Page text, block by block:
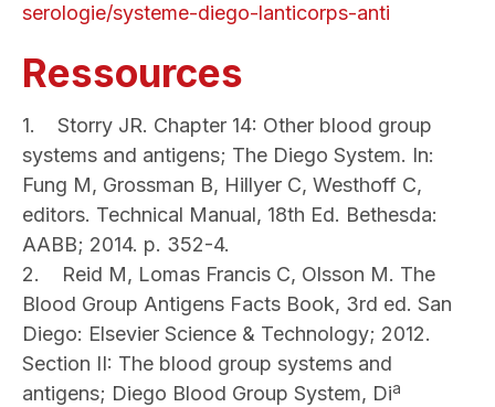
serologie/systeme-diego-lanticorps-anti
Ressources
1. Storry JR. Chapter 14: Other blood group
systems and antigens; The Diego System. In:
Fung M, Grossman B, Hillyer C, Westhoff C,
editors. Technical Manual, 18th Ed. Bethesda:
AABB; 2014. p. 352-4.
2. Reid M, Lomas Francis C, Olsson M. The
Blood Group Antigens Facts Book, 3rd ed. San
Diego: Elsevier Science & Technology; 2012.
Section II: The blood group systems and
antigens; Diego Blood Group System, Dia